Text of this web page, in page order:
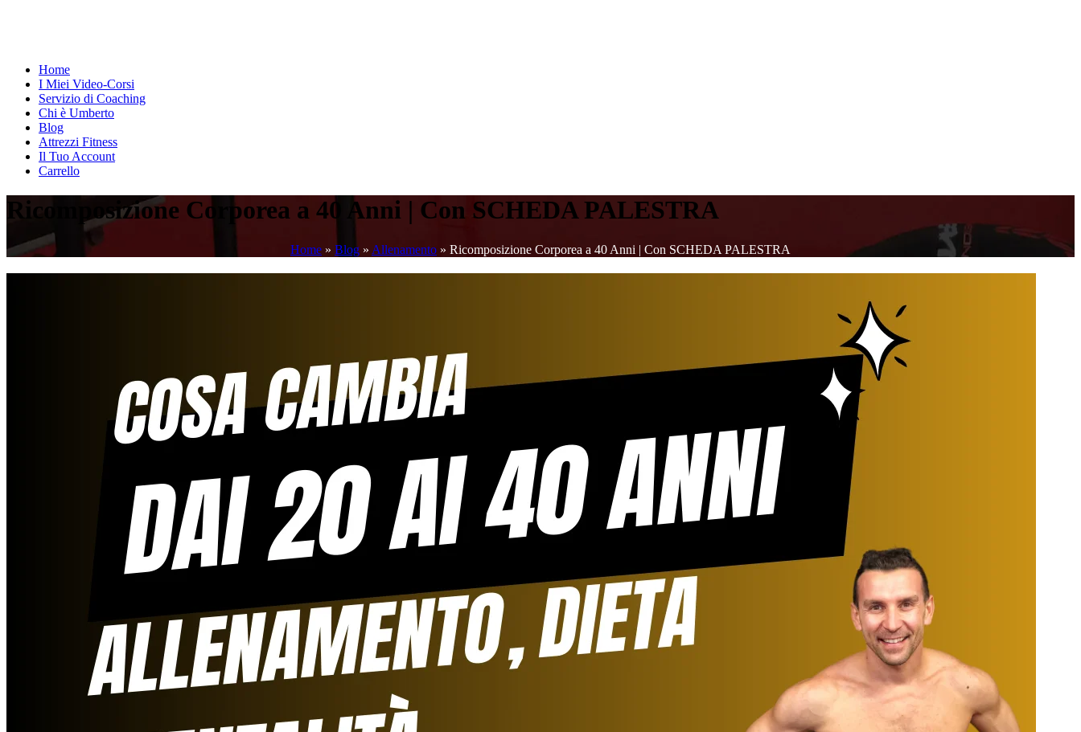
Home
I Miei Video-Corsi
Servizio di Coaching
Chi è Umberto
Blog
Attrezzi Fitness
Il Tuo Account
Carrello
Ricomposizione Corporea a 40 Anni | Con SCHEDA PALESTRA
Home » Blog » Allenamento » Ricomposizione Corporea a 40 Anni | Con SCHEDA PALESTRA